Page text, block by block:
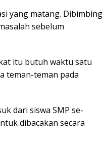
yang matang. Dibimbing
sebelum
itu butuh waktu satu
teman-teman pada
dari siswa SMP se-
dibacakan secara